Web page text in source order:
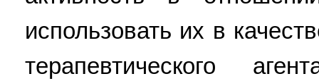
использовать их в
терапевтического